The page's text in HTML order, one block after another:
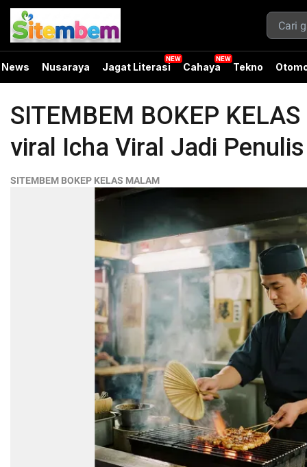
News Nusaraya Jagat Literasi Cahaya Tekno
SITEMBEM BOKEP
viral Icha Viral Jadi Penulis
SITEMBEM BOKEP KELAS MALAM